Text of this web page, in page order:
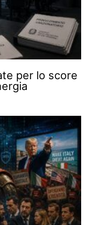
per lo score